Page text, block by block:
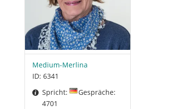
Medium-Merlina
ID: 6341
Spricht:
Gespräche:
4701